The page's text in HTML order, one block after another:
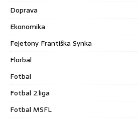
Doprava
Ekonomika
Fejetony Františka Synka
Florbal
Fotbal
Fotbal 2.liga
Fotbal MSFL